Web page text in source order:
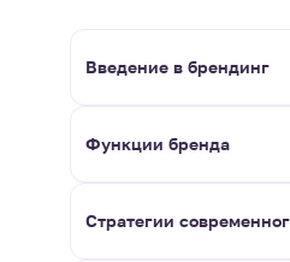
Введение в брендинг
Функции бренда
Стратегии